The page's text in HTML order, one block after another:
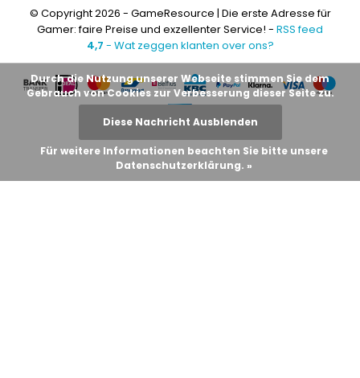
© Copyright 2026 - GameResource | Die erste Adresse für
Gamer: faire Preise und exzellenter Service! - RSS feed
4,7 - Wat zeggen klanten over ons?
Durch die Nutzung unserer Webseite stimmen Sie dem
Gebrauch von Cookies zur Verbesserung dieser Seite zu.
Diese Nachricht Ausblenden
Für weitere Informationen beachten Sie bitte unsere
Datenschutzerklärung. »